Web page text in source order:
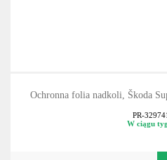
Ochronna folia nadkoli, Škoda
PR-
W ciągu